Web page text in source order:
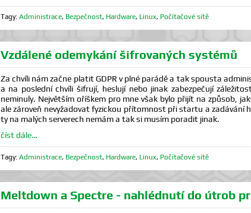
Tagy: Administrace, Bezpečnost, Hardware, Linux, Počítačové sítě
Vzdálené odemykání šifrovaných systémů
Za chvíli nám začne platit GDPR v plné parádě a tak spousta
a na poslední chvíli šifrují, heslují nebo jinak zabezpečují
neminuly. Největším oříškem pro mne však bylo přijít na způsob,
ale zároveň nevyžadovat fyzickou přítomnost při startu a zadávání
ty na malých serverech nemám a tak si musím poradit jinak.
číst dále…
Tagy: Administrace, Bezpečnost, Hardware, Linux, Počítačové sítě
Meltdown a Spectre - nahlédnutí do útrob